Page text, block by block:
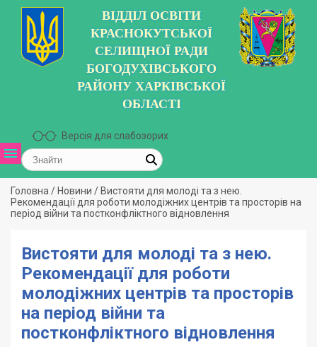
ВІДДІЛ ОСВІТИ
КРАСНОКУТСЬКОЇ
СЕЛИЩНОЇ РАДИ
БОГОДУХІВСЬКОГО
РАЙОНУ ХАРКІВСЬКОЇ
ОБЛАСТІ
Версія для слабозорих
Головна / Новини / Вистояти для молоді та з нею.
Рекомендації для роботи молодіжних центрів та просторів на
період війни та постконфліктного відновлення
Вистояти для молоді та з нею.
Рекомендації для роботи
молодіжних центрів та просторів
на період війни та
постконфліктного відновлення